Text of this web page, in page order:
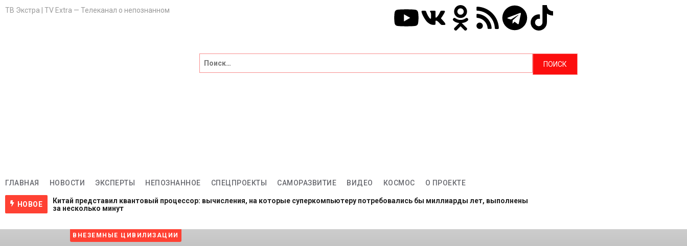
ТВ Экстра | TV Extra — Телеканал о непознанном
ГЛАВНАЯ НОВОСТИ ЭКСПЕРТЫ НЕПОЗНАННОЕ СПЕЦПРОЕКТЫ САМОРАЗВИТИЕ ВИДЕО КОСМОС О ПРОЕКТЕ
Саморазвитие
ВИДЕО
НОВОЕ
Китай представил квантовый процессор: вычисления, на которые суперкомпьютеру потребовались бы миллиарды лет, выполнены
за несколько минут
3 недели назад
Пентагон снова открыл архивы НЛО: вопросов стало больше, чем ответов
ВНЕЗЕМНЫЕ ЦИВИЛИЗАЦИИ